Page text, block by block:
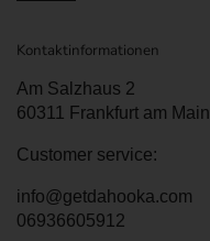
Kontaktinformationen
Am Salzhaus 2
60311 Frankfurt am Main
Customer service:
info@getdahooka.com
06936605912